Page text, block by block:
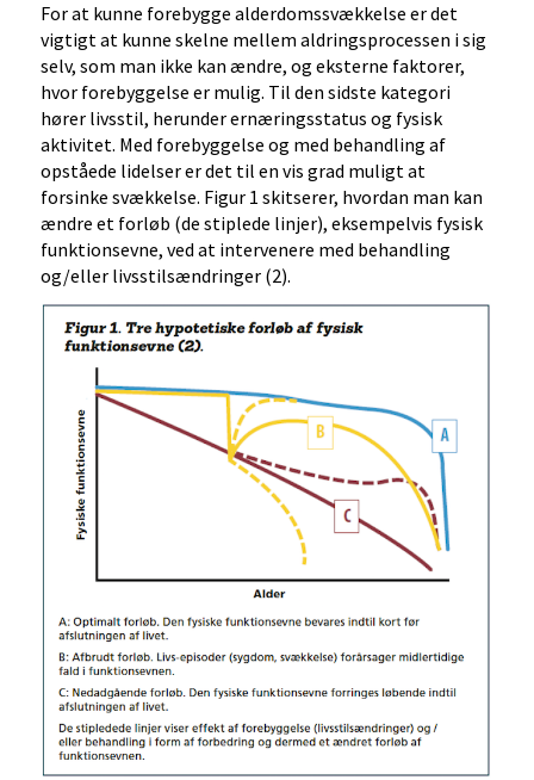
For at kunne forebygge alderdomssvækkelse er det
vigtigt at kunne skelne mellem aldringsprocessen i sig
selv, som man ikke kan ændre, og eksterne faktorer,
hvor forebyggelse er mulig. Til den sidste kategori
hører livsstil, herunder ernæringsstatus og fysisk
aktivitet. Med forebyggelse og med behandling af
opståede lidelser er det til en vis grad muligt at
forsinke svækkelse. Figur 1 skitserer, hvordan man kan
ændre et forløb (de stiplede linjer), eksempelvis fysisk
funktionsevne, ved at intervenere med behandling
og/eller livsstilsændringer (2).